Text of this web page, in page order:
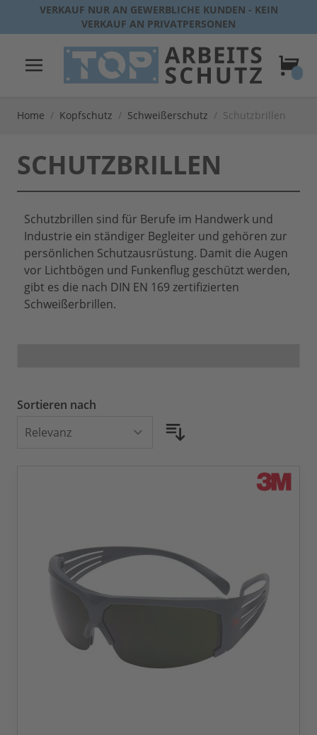
Direkt zum Inhalt
VERKAUF NUR AN GEWERBLICHE KUNDEN - KEIN
VERKAUF AN PRIVATPERSONEN
Home / Kopfschutz / Schweißerschutz / Schutzbrillen
SCHUTZBRILLEN
Schutzbrillen sind für Berufe im Handwerk und
Industrie ein ständiger Begleiter und gehören zur
persönlichen Schutzausrüstung. Damit die Augen
vor Lichtbögen und Funkenflug geschützt werden,
gibt es die nach DIN EN 169 zertifizierten
Schweißerbrillen.
Sortieren nach